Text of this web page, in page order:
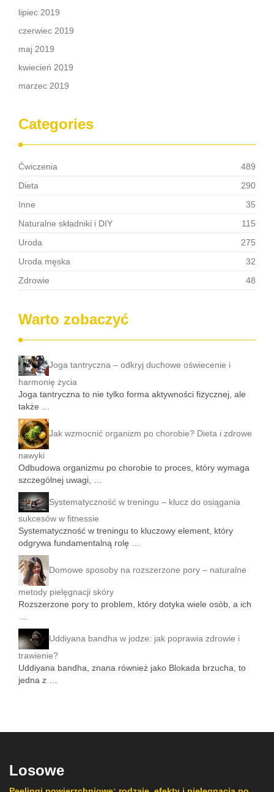
lipiec 2019
czerwiec 2019
maj 2019
kwiecień 2019
marzec 2019
Categories
Ćwiczenia
489
Dieta
290
Inne
35
Naturalne składniki i DIY
115
Uroda
275
Uroda męska
32
Zdrowie
48
Warto zobaczyć
Joga tantryczna – odkryj duchowe oświecenie i
harmonię życia
Joga tantryczna to nie tylko forma aktywności fizycznej, ale
także …
Jak wzmocnić organizm po chorobie? Dieta i zdrowe
nawyki
Odbudowa organizmu po chorobie to proces, który wymaga
szczególnej uwagi, …
Systematyczność w treningu – klucz do osiągania
sukcesów w fitnessie
Systematyczność w treningu to kluczowy element, który
odgrywa fundamentalną rolę …
Domowe sposoby na rozszerzone pory – naturalne
metody pielęgnacji skóry
Rozszerzone pory to problem, który dotyka wiele osób, a ich
…
Uddiyana bandha w jodze: jak poprawia zdrowie i
trawienie?
Uddiyana bandha, znana również jako Blokada brzucha, to
jedna z …
Losowe